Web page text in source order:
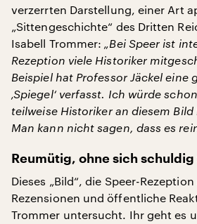
verzerrten Darstellung, einer Art
„Sittengeschichte“ des Dritten
Isabell Trommer: „Bei Speer ist
Rezeption viele Historiker
Beispiel hat Professor Jäckel eine
‚Spiegel‘ verfasst. Ich würde
teilweise Historiker an diesem
Man kann nicht sagen, dass es
Reumütig, ohne sich schuldig
Dieses „Bild“, die Speer-
Rezensionen und öffentliche
Trommer untersucht. Ihr geht es